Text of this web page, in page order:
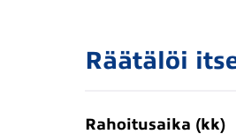
Räätälöi
Rahoitusaika (kk)